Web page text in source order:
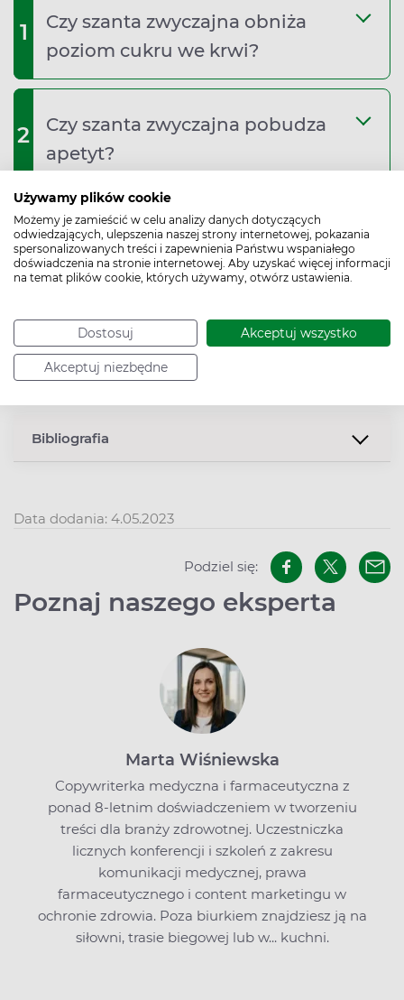
Używamy plików cookie
Możemy je zamieścić w celu analizy danych dotyczących
odwiedzających, ulepszenia naszej strony internetowej, pokazania
spersonalizowanych treści i zapewnienia Państwu wspaniałego
doświadczenia na stronie internetowej. Aby uzyskać więcej informacji
na temat plików cookie, których używamy, otwórz ustawienia.
Dostosuj Akceptuj wszystko
Akceptuj niezbędne
1
Czy szanta zwyczajna obniża
poziom cukru we krwi?
2
Czy szanta zwyczajna pobudza
apetyt?
3
Czy szantę można łączyć z lekami
na nadciśnienie?
4
Szanta zwyczajna – na jaki kaszel:
suchy czy mokry?
Bibliografia
Data dodania: 4.05.2023
Podziel się:
Poznaj naszego eksperta
Marta Wiśniewska
Copywriterka medyczna i farmaceutyczna z
ponad 8-letnim doświadczeniem w tworzeniu
treści dla branży zdrowotnej. Uczestniczka
licznych konferencji i szkoleń z zakresu
komunikacji medycznej, prawa
farmaceutycznego i content marketingu w
ochronie zdrowia. Poza biurkiem znajdziesz ją na
siłowni, trasie biegowej lub w... kuchni.